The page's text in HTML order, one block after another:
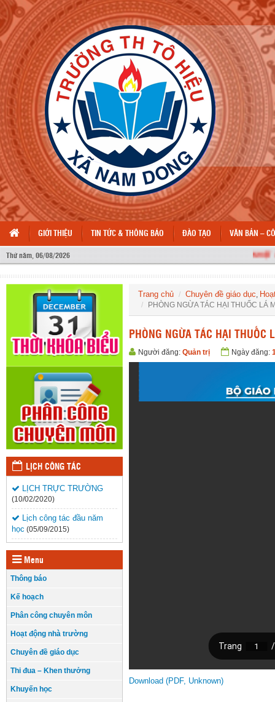
GIỚI THIỆU TIN TỨC & THÔNG BÁO ĐÀO TẠO VĂN BẢN –
Thứ năm, 06/08/2026 NHIỆT LIỆT
LỊCH CÔNG TÁC
LỊCH TRỰC TRƯỜNG
(10/02/2020)
Lịch công tác đầu năm
học (05/09/2015)
Menu
Thông báo
Kế hoạch
Phân công chuyên môn
Hoạt động nhà trường
Chuyên đề giáo dục
Thi đua – Khen thưởng
Khuyến học
Trang chủ Chuyên đề giáo dục,
PHÒNG NGỪA TÁC HẠI THUỐC LÁ
PHÒNG NGỪA TÁC HẠI THUỐC
Người đăng: Quản trị Ngày đăng:
Download (PDF, Unknown)